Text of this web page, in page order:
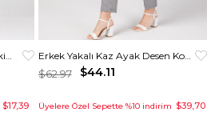
$17,39
Erkek Yakalı Kaz Ayak Desen Kombinli Pantolon Ceket Takım Siyah
$44.11
$62.97
Üyelere Özel Sepette %10 indirim $39,70